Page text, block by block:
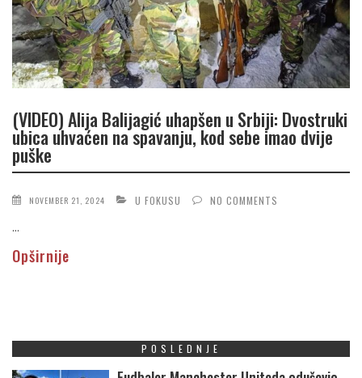
(VIDEO) Alija Balijagić uhapšen u Srbiji: Dvostruki
ubica uhvaćen na spavanju, kod sebe imao dvije
puške
NOVEMBER 21, 2024 U FOKUSU NO COMMENTS
...
Opširnije
POSLEDNJE